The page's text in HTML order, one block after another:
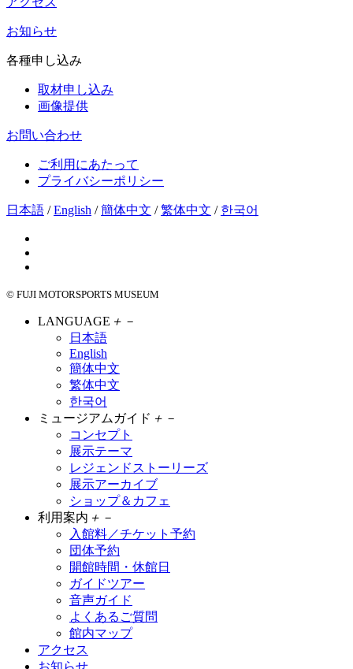
お知らせ
各種申し込み
取材申し込み
画像提供
お問い合わせ
ご利用にあたって
プライバシーポリシー
日本語 /English /簡体中文 /繁体中文 / 한국어
© FUJI MOTORSPORTS MUSEUM
LANGUAGE ＋ －
日本語
English
簡体中文
繁体中文
한국어
ミュージアムガイド ＋ －
コンセプト
展示テーマ
レジェンドストーリーズ
展示アーカイブ
ショップ＆カフェ
利用案内 ＋ －
入館料／チケット予約
団体予約
開館時間・休館日
ガイドツアー
音声ガイド
よくあるご質問
館内マップ
アクセス